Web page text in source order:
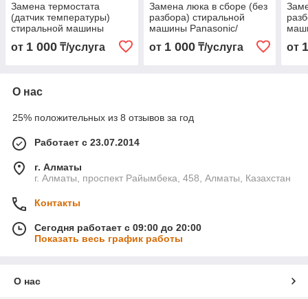
Замена термостата
(датчик температуры)
стиральной машины
Panasonic/Панасоник
от 1 000 ₸/услуга
Замена люка в сборе (без
разбора) стиральной
машины Panasonic/
от 1 000₸/услуга от
О нас
25% положительных из 8 отзывов за год
Работает с 23.07.2014
г. Алматы
г. Алматы, проспект Райымбека, 458, Алматы, Казахстан
Контакты
Сегодня работает с 09:00 до 20:00
Показать весь график работы
О нас